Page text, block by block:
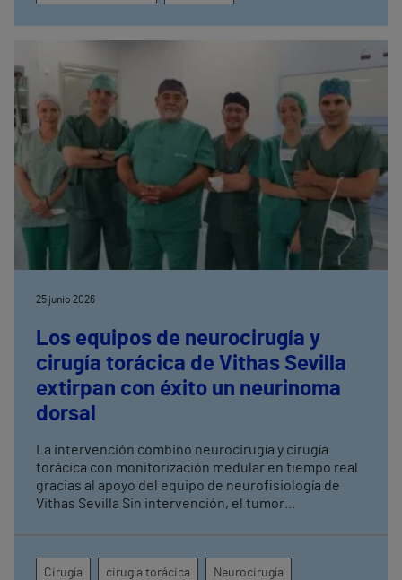
25 junio 2026
Los equipos de neurocirugía y
cirugía torácica de Vithas Sevilla
extirpan con éxito un neurinoma
dorsal
La intervención combinó neurocirugía y cirugía
torácica con monitorización medular en tiempo real
gracias al apoyo del equipo de neurofisiología de
Vithas Sevilla Sin intervención, el tumor
cadera hasta la región perianal
Cirugía cirugía torácica Neurocirugía